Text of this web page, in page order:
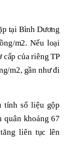
tại Bình Dương
m2. Nếu loại
của riêng TP
m2, gần như đi
tính số liệu gộp
quân khoảng 67
liên tục lên